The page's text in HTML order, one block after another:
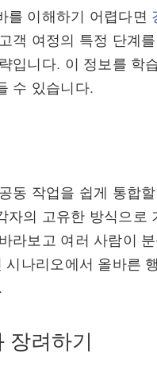
를 이해하기 어렵다면
객 여정의 특정 단계
입니다. 이 정보를 학
수 있습니다.
동 작업을 쉽게 통합
자의 고유한 방식으
라보고 여러 사람이
시나리오에서 올바른
장려하기